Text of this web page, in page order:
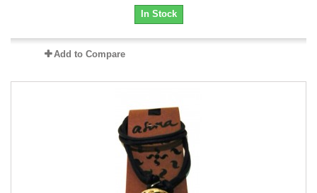
In Stock
Add to Compare